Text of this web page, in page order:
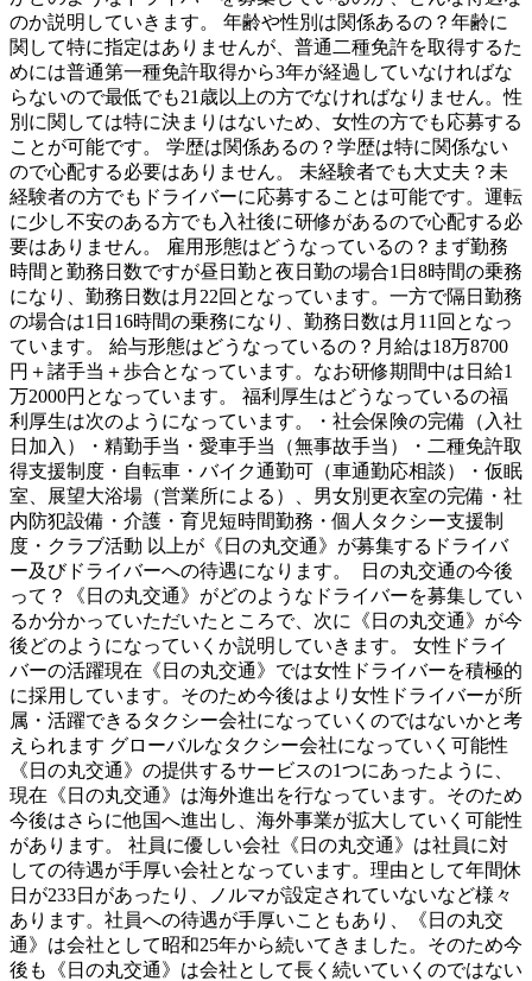
のか説明していきます。 年齢や性別は関係あるの？年齢に
関して特に指定はありませんが、普通二種免許を取得するた
めには普通第一種免許取得から3年が経過していなければな
らないので最低でも21歳以上の方でなければなりません。性
別に関しては特に決まりはないため、女性の方でも応募する
ことが可能です。 学歴は関係あるの？学歴は特に関係ない
ので心配する必要はありません。 未経験者でも大丈夫？未
経験者の方でもドライバーに応募することは可能です。運転
に少し不安のある方でも入社後に研修があるので心配する必
要はありません。 雇用形態はどうなっているの？まず勤務
時間と勤務日数ですが昼日勤と夜日勤の場合1日8時間の乗務
になり、勤務日数は月22回となっています。一方で隔日勤務
の場合は1日16時間の乗務になり、勤務日数は月11回となっ
ています。 給与形態はどうなっているの？月給は18万8700
円＋諸手当＋歩合となっています。なお研修期間中は日給1
万2000円となっています。 福利厚生はどうなっているの福
利厚生は次のようになっています。・社会保険の完備（入社
日加入）・精勤手当・愛車手当（無事故手当）・二種免許取
得支援制度・自転車・バイク通勤可（車通勤応相談）・仮眠
室、展望大浴場（営業所による）、男女別更衣室の完備・社
内防犯設備・介護・育児短時間勤務・個人タクシー支援制
度・クラブ活動 以上が《日の丸交通》が募集するドライバ
ー及びドライバーへの待遇になります。 日の丸交通の今後
って？《日の丸交通》がどのようなドライバーを募集してい
るか分かっていただいたところで、次に《日の丸交通》が今
後どのようになっていくか説明していきます。 女性ドライ
バーの活躍現在《日の丸交通》では女性ドライバーを積極的
に採用しています。そのため今後はより女性ドライバーが所
属・活躍できるタクシー会社になっていくのではないかと考
えられます グローバルなタクシー会社になっていく可能性
《日の丸交通》の提供するサービスの1つにあったように、
現在《日の丸交通》は海外進出を行なっています。そのため
今後はさらに他国へ進出し、海外事業が拡大していく可能性
があります。 社員に優しい会社《日の丸交通》は社員に対
しての待遇が手厚い会社となっています。理由として年間休
日が233日があったり、ノルマが設定されていないなど様々
あります。社員への待遇が手厚いこともあり、《日の丸交
通》は会社として昭和25年から続いてきました。そのため今
後も《日の丸交通》は会社として長く続いていくのではない